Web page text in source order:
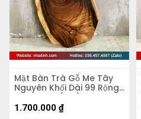
Mặt Bàn Trà Gỗ Me Tây
Nguyên Khối Dài 99 Rộng
51 Dày 5,2 (cm)
1.700.000 ₫